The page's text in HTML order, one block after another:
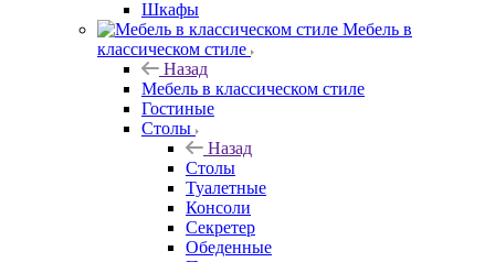
Шкафы
Мебель в
классическом стиле
Назад
Мебель в классическом стиле
Гостиные
Столы
Назад
Столы
Туалетные
Консоли
Секретер
Обеденные